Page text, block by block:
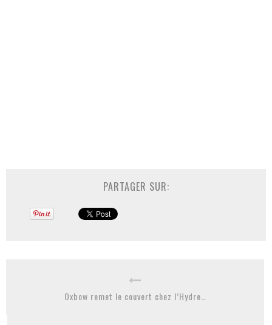
PARTAGER SUR:
Oxbow remet le couvert chez l’Hydre…